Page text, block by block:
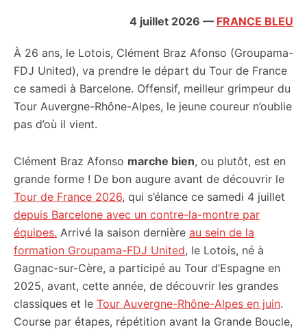
4 juillet 2026 — FRANCE BLEU
À 26 ans, le Lotois, Clément Braz Afonso (Groupama-
FDJ United), va prendre le départ du Tour de France
ce samedi à Barcelone. Offensif, meilleur grimpeur du
Tour Auvergne-Rhône-Alpes, le jeune coureur n’oublie
pas d’où il vient.
Clément Braz Afonso marche bien, ou plutôt, est en
grande forme ! De bon augure avant de découvrir le
Tour de France 2026, qui s’élance ce samedi 4 juillet
depuis Barcelone avec un contre-la-montre par
équipes. Arrivé la saison dernière au sein de la
formation Groupama-FDJ United, le Lotois, né à
Gagnac-sur-Cère, a participé au Tour d’Espagne en
2025, avant, cette année, de découvrir les grandes
classiques et le Tour Auvergne-Rhône-Alpes en juin.
Course par étapes, répétition avant la Grande Boucle,